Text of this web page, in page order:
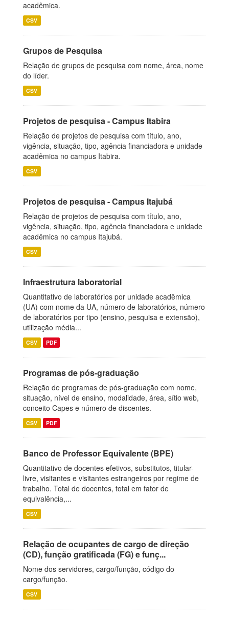
acadêmica.
CSV
Grupos de Pesquisa
Relação de grupos de pesquisa com nome, área, nome
do líder.
CSV
Projetos de pesquisa - Campus Itabira
Relação de projetos de pesquisa com título, ano,
vigência, situação, tipo, agência financiadora e unidade
acadêmica no campus Itabira.
CSV
Projetos de pesquisa - Campus Itajubá
Relação de projetos de pesquisa com título, ano,
vigência, situação, tipo, agência financiadora e unidade
acadêmica no campus Itajubá.
CSV
Infraestrutura laboratorial
Quantitativo de laboratórios por unidade acadêmica
(UA) com nome da UA, número de laboratórios, número
de laboratórios por tipo (ensino, pesquisa e extensão),
utilização média...
CSV PDF
Programas de pós-graduação
Relação de programas de pós-graduação com nome,
situação, nível de ensino, modalidade, área, sítio web,
conceito Capes e número de discentes.
CSV PDF
Banco de Professor Equivalente (BPE)
Quantitativo de docentes efetivos, substitutos, titular-
livre, visitantes e visitantes estrangeiros por regime de
trabalho. Total de docentes, total em fator de
equivalência,...
CSV
Relação de ocupantes de cargo de direção
(CD), função gratificada (FG) e funç...
Nome dos servidores, cargo/função, código do
cargo/função.
CSV